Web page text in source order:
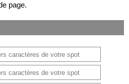
page.